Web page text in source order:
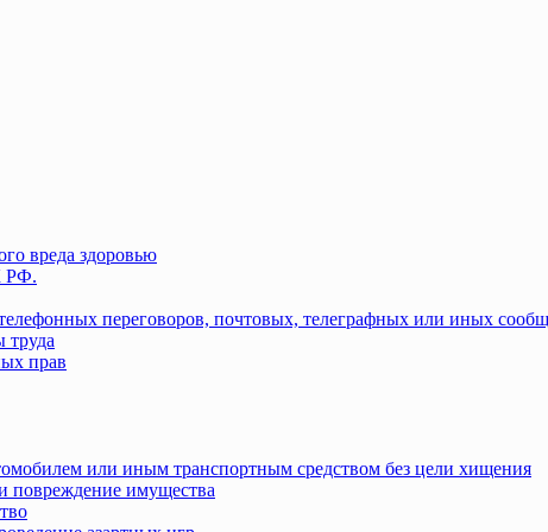
вреда здоровью
РФ.
переговоров, почтовых, телеграфных или иных
прав
или иным транспортным средством без цели хищения
имущества